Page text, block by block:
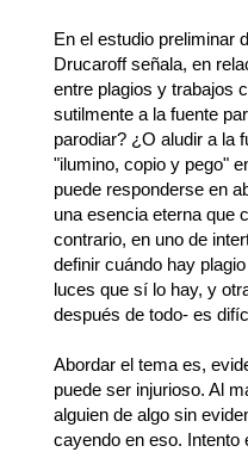
En el estudio preliminar
Drucaroff señala, en
entre plagios y trabajos
sutilmente a la fuente
parodiar? ¿O aludir a la
"ilumino, copio y pego"
puede responderse en
una esencia eterna que
contrario, en uno de
definir cuándo hay
luces que sí lo hay, y
después de todo- es
Abordar el tema es,
puede ser injurioso. Al
alguien de algo sin
cayendo en eso. Intento